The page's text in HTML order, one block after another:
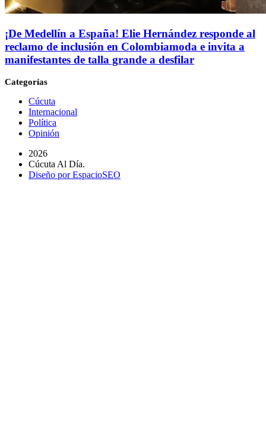
¡De Medellín a España! Elie Hernández responde al
reclamo de inclusión en Colombiamoda e invita a
manifestantes de talla grande a desfilar
Categorías
Cúcuta
Internacional
Política
Opinión
2026
Cúcuta Al Día.
Diseño por EspacioSEO